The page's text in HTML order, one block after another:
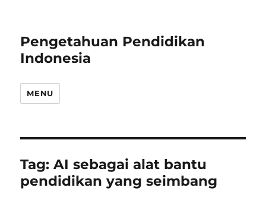
Pengetahuan Pendidikan
Indonesia
MENU
Tag:AI sebagai alat bantu
pendidikan yang seimbang